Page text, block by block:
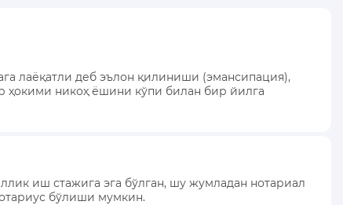
лаёқатли деб эълон қилиниши (эмансипация),
ҳокими никоҳ ёшини кўпи билан бир йилга
иш стажига эга бўлган, шу жумладан нотариал
бўлиши мумкин.